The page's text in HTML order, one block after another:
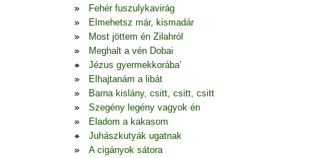
Fehér fuszulykavirág
Elmehetsz már, kismadár
Most jöttem én Zilahról
Meghalt a vén Dobai
Jézus gyermekkorába'
Elhajtanám a libát
Barna kislány, csitt, csitt, csitt
Szegény legény vagyok én
Eladom a kakasom
Juhászkutyák ugatnak
A cigányok sátora